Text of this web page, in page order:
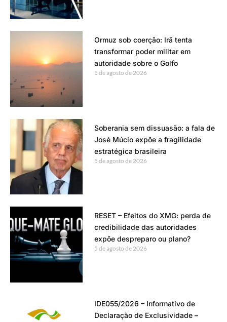
Ormuz sob coerção: Irã tenta
transformar poder militar em
autoridade sobre o Golfo
5 de agosto de 2026
Soberania sem dissuasão: a fala de
José Múcio expõe a fragilidade
estratégica brasileira
5 de agosto de 2026
RESET – Efeitos do XMG: perda de
credibilidade das autoridades
expõe despreparo ou plano?
5 de agosto de 2026
IDE055/2026 – Informativo de
Declaração de Exclusividade –